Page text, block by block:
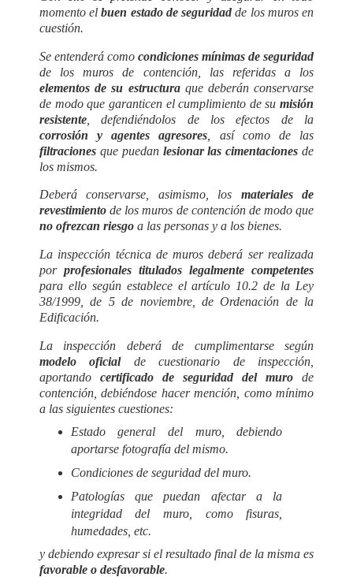
momento elbuen estado de seguridad de los muros en
cuestión.
Se entenderá como condiciones mínimas de seguridad
de los muros de contención, las referidas a los
elementos de su estructuraque deberán conservarse
de modo que garanticen el cumplimiento de su misión
resistente , defendiéndolos de los efectos de la
corrosión y agentes agresores , así como de las
filtraciones que puedan lesionar las cimentacionesde
los mismos.
Deberá conservarse, asimismo, los materiales de
revestimiento de los muros de contención de modo que
no ofrezcan riesgo a las personas y a los bienes.
La inspección técnica de muros deberá ser realizada
por profesionales titulados legalmente competentes
para ello según establece el artículo 10.2 de la Ley
38/1999, de 5 de noviembre, de Ordenación de la
Edificación.
La inspección deberá de cumplimentarse según
modelo oficialde cuestionario de inspección,
aportando certificado de seguridad del muro de
contención, debiéndose hacer mención, como mínimo
a las siguientes cuestiones:
Estado general del muro, debiendo
aportarse fotografía del mismo.
Condiciones de seguridad del muro.
Patologías que puedan afectar a la
integridad del muro, como fisuras,
humedades, etc.
y debiendo expresar si el resultado final de la misma es
favorable o desfavorable.